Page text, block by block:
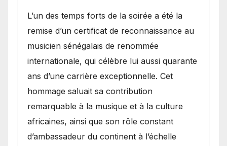
​L’un des temps forts de la soirée a été la
remise d’un certificat de reconnaissance au
musicien sénégalais de renommée
internationale, qui célèbre lui aussi quarante
ans d’une carrière exceptionnelle. Cet
hommage saluait sa contribution
remarquable à la musique et à la culture
africaines, ainsi que son rôle constant
d’ambassadeur du continent à l’échelle